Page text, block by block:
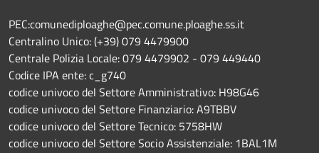
PEC:comunediploaghe@pec.comune.ploaghe.ss.it
Centralino Unico: (+39) 079 4479900
Centrale Polizia Locale: 079 4479902 - 079 449440
Codice IPA ente: c_g740
codice univoco del Settore Amministrativo: H98G46
codice univoco del Settore Finanziario: A9TBBV
codice univoco del Settore Tecnico: 5758HW
codice univoco del Settore Socio Assistenziale: 1BAL1M